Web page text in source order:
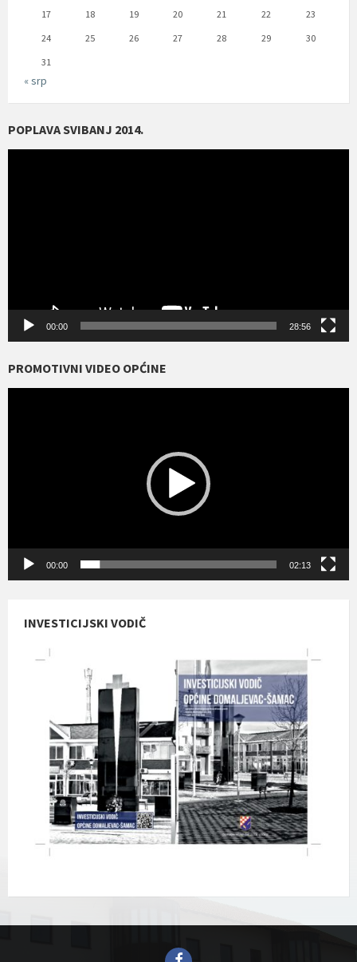
17
18 19 20 21 22
23
24
25 26 27 28 29
30
31
« srp
POPLAVA SVIBANJ 2014.
00:00 28:56
PROMOTIVNI VIDEO OPĆINE
00:00 02:13
INVESTICIJSKI VODIČ
Facebook